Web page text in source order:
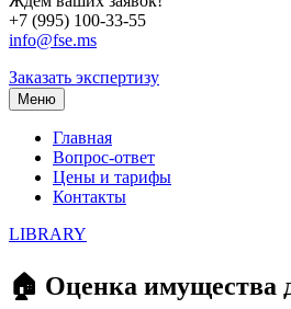
+7 (995) 100-33-55
info@fse.ms
Заказать экспертизу
Меню
Главная
Вопрос-ответ
Цены и тарифы
Контакты
LIBRARY
🏠 Оценка имущества